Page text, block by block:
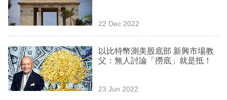
22 Dec 2022
以比特幣測美股底部 新興市場教
父：無人討論「撈底」就是抵！
23 Jun 2022